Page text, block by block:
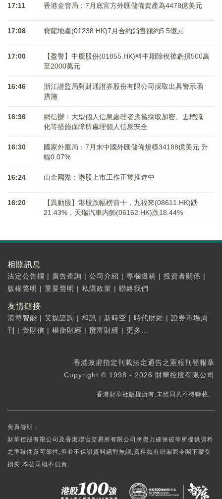
17:11 香港金管局：7月底官方外匯儲備資產為4478億美元
17:08 寶龍地產(01238.HK)7月合約銷售額約5.5億元
17:00
【盈警】中慶股份(01855.HK)料中期除稅後虧損500萬
至2000萬元
16:46
浙江證監局對財通證券股份有限公司採取出具警示函
措施
16:36
網信辦：大型個人信息處理者應當採取加密、去標識
化等措施保障所處理個人信息安全
16:30
國家外匯局：7月末中國外匯儲備規模34188億美元 升
幅0.07%
16:24 山金國際：港股上市工作正常推進中
16:20
【異動股】港股跌幅榜前十，九福來(08611.HK)跌
21.43%，天瑞汽車内飾(06162.HK)跌18.44%
相關訊息
法定公告欄 | 廣告查詢 | 公司介紹 | 專欄邀稿 | 投資者關係 |
版權聲明 | 重要聲明 | 私隱政策 | 聯絡我們
友情鏈接
清博智能 | 艾媒諮詢 | 和訊 | 新時空 | 時代財經 | 證券市場周
刊
| 壹財信 | 權衡財經 | 攬富財經 | 更多...
香港政府指定刊載法定通告之憲報刊登報章
Copyright © 1998 - 2026 財華控股有限公司
香港財華社版權所有,未經同意不得轉載。
免責聲明：
財華控股有限公司及香港聯合交易所有限公司將盡力確保彼等所提供資料
之準確性及可靠性,但並不保證資料絕對無誤,資料如有錯漏而令閣下蒙受
損失,本公司概不負責。